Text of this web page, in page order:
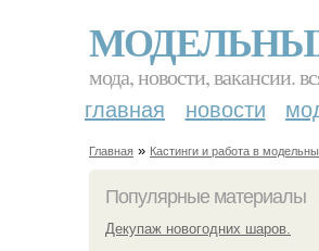
мода, новости, вакансии.
главная новости
Главная » Кастинги и работа в
Популярные материалы
Декупаж новогодних шаров.